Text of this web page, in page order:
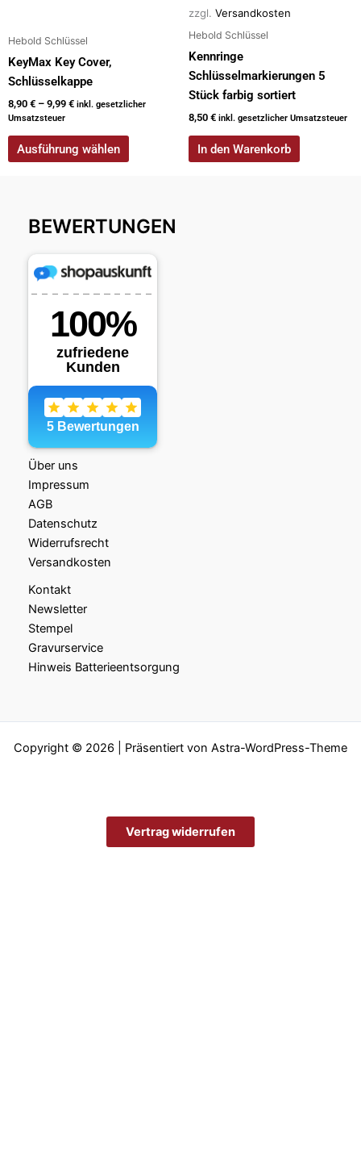
Hebold Schlüssel
KeyMax Key Cover,
Schlüsselkappe
8,90 € – 9,99 € inkl. gesetzlicher
Umsatzsteuer
Ausführung wählen
zzgl. Versandkosten
Hebold Schlüssel
Kennringe
Schlüsselmarkierungen 5
Stück farbig sortiert
8,50 € inkl. gesetzlicher Umsatzsteuer
In den Warenkorb
BEWERTUNGEN
Über uns
Impressum
AGB
Datenschutz
Widerrufsrecht
Versandkosten
Kontakt
Newsletter
Stempel
Gravurservice
Hinweis Batterieentsorgung
Copyright © 2026 | Präsentiert von Astra-WordPress-Theme
Vertrag widerrufen